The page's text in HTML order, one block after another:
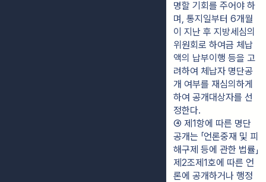
명할 기회를 주어야 하
며, 통지일부터 6개월
이 지난 후 지방세심의
위원회로 하여금 체납
액의 납부이행 등을 고
려하여 체납자 명단공
개 여부를 재심의하게
하여 공개대상자를 선
정한다.
④ 제1항에 따른 명단
공개는 「언론중재 및 피
해구제 등에 관한 법률」
제2조제1호에 따른 언
론에 공개하거나 행정